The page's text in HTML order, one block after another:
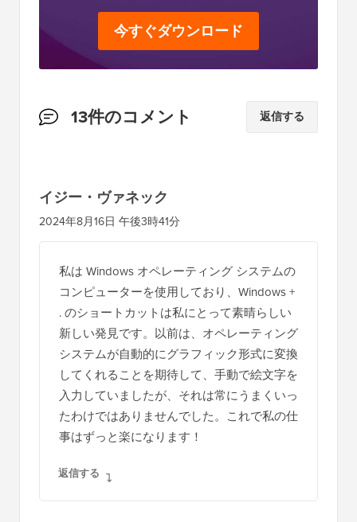
今すぐダウンロード
読
の
イ
ン
13件のコメント 返信する
イジー・ヴァネック
2024年8月16日 午後3時41分
私は Windows オペレーティング システムの
コンピューターを使用しており、Windows +
. のショートカットは私にとって素晴らしい
新しい発見です。以前は、オペレーティング
システムが自動的にグラフィック形式に変換
してくれることを期待して、手動で絵文字を
入力していましたが、それは常にうまくいっ
たわけではありませんでした。これで私の仕
事はずっと楽になります！
返信する